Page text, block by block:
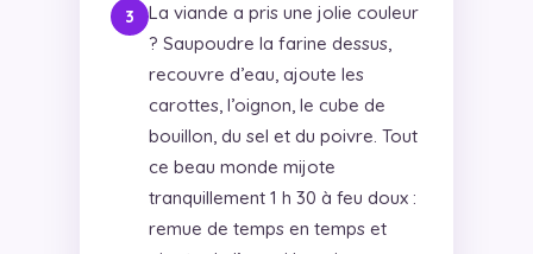
La viande a pris une jolie couleur
? Saupoudre la farine dessus,
recouvre d’eau, ajoute les
carottes, l’oignon, le cube de
bouillon, du sel et du poivre. Tout
ce beau monde mijote
tranquillement 1 h 30 à feu doux :
remue de temps en temps et